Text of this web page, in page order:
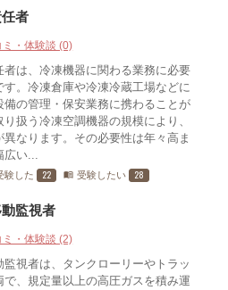
者
・体験談 (0)
者は、冷凍機器に関わる業務に必要
す。冷凍倉庫や冷凍冷蔵工場などに
備の管理・保安業務に携わることが
扱う冷凍空調機器の規模により、
異なります。その必要性は年々高ま
い...
験した 22 menu_book 受験したい 28
監視者
・体験談 (2)
監視者は、タンクローリーやトラッ
で、規定量以上の高圧ガスを積み運